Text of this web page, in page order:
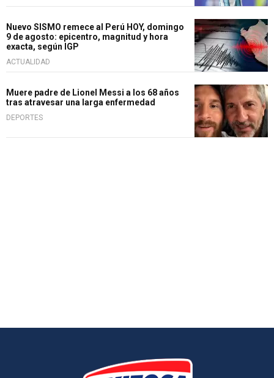
Nuevo SISMO remece al Perú HOY, domingo
9 de agosto: epicentro, magnitud y hora
exacta, según IGP
ACTUALIDAD
Muere padre de Lionel Messi a los 68 años
tras atravesar una larga enfermedad
DEPORTES